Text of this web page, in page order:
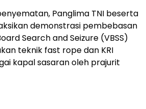
Panglima TNI beserta
demonstrasi pembebasan
Search and Seizure (VBSS)
teknik fast rope dan KRI
kapal sasaran oleh prajurit